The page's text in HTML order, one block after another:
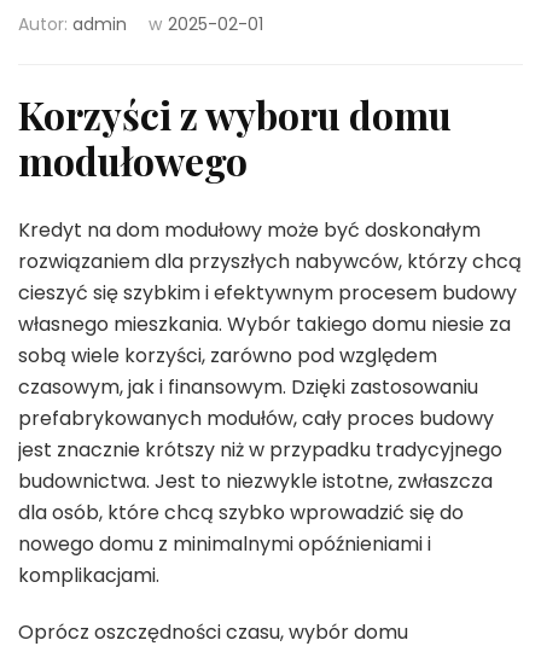
Autor: admin w 2025-02-01
Korzyści z wyboru domu
modułowego
Kredyt na dom modułowy może być doskonałym
rozwiązaniem dla przyszłych nabywców, którzy chcą
cieszyć się szybkim i efektywnym procesem budowy
własnego mieszkania. Wybór takiego domu niesie za
sobą wiele korzyści, zarówno pod względem
czasowym, jak i finansowym. Dzięki zastosowaniu
prefabrykowanych modułów, cały proces budowy
jest znacznie krótszy niż w przypadku tradycyjnego
budownictwa. Jest to niezwykle istotne, zwłaszcza
dla osób, które chcą szybko wprowadzić się do
nowego domu z minimalnymi opóźnieniami i
komplikacjami.
Oprócz oszczędności czasu, wybór domu